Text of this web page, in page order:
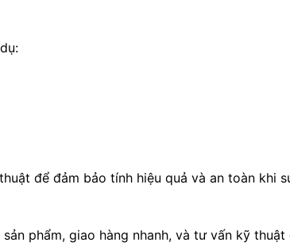
để đảm bảo tính hiệu quả và an toàn khi
phẩm, giao hàng nhanh, và tư vấn kỹ thuật